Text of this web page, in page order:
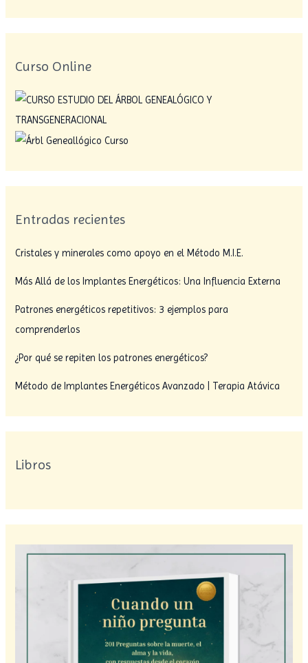
Curso Online
Entradas recientes
Cristales y minerales como apoyo en el Método M.I.E.
Más Allá de los Implantes Energéticos: Una Influencia Externa
Patrones energéticos repetitivos: 3 ejemplos para
comprenderlos
¿Por qué se repiten los patrones energéticos?
Método de Implantes Energéticos Avanzado | Terapia Atávica
Libros